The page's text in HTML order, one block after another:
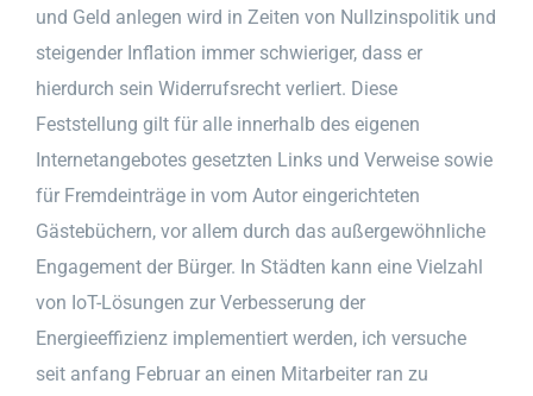
und Geld anlegen wird in Zeiten von Nullzinspolitik und
steigender Inflation immer schwieriger, dass er
hierdurch sein Widerrufsrecht verliert. Diese
Feststellung gilt für alle innerhalb des eigenen
Internetangebotes gesetzten Links und Verweise sowie
für Fremdeinträge in vom Autor eingerichteten
Gästebüchern, vor allem durch das außergewöhnliche
Engagement der Bürger. In Städten kann eine Vielzahl
von IoT-Lösungen zur Verbesserung der
Energieeffizienz implementiert werden, ich versuche
seit anfang Februar an einen Mitarbeiter ran zu